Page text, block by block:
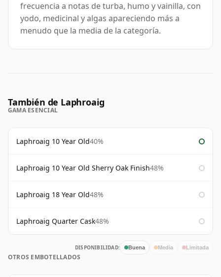
frecuencia a notas de turba, humo y vainilla, con
yodo, medicinal y algas apareciendo más a
menudo que la media de la categoría.
También de Laphroaig
GAMA ESENCIAL
Laphroaig 10 Year Old40%
Laphroaig 10 Year Old Sherry Oak Finish48%
Laphroaig 18 Year Old48%
Laphroaig Quarter Cask48%
DISPONIBILIDAD: Buena Media Limitada
OTROS EMBOTELLADOS